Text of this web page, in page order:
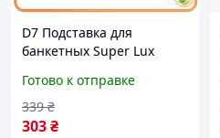
D7 Подставка для
банкетных Super Lux
золотой держатель для
именных карточек дл
MOD58L
Готово к отправке
303₴
339 ₴